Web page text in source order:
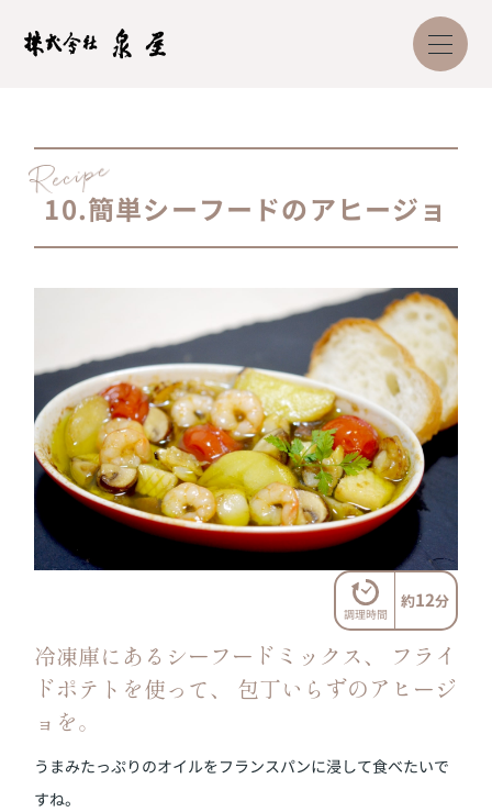
10.簡単シーフードのアヒージョ
調理時間
約12分
冷凍庫にあるシーフードミックス、
フライ
ドポテトを使って、
包丁いらずのアヒージ
ョを。
うまみたっぷりのオイルをフランスパンに浸して食べたいで
すね。